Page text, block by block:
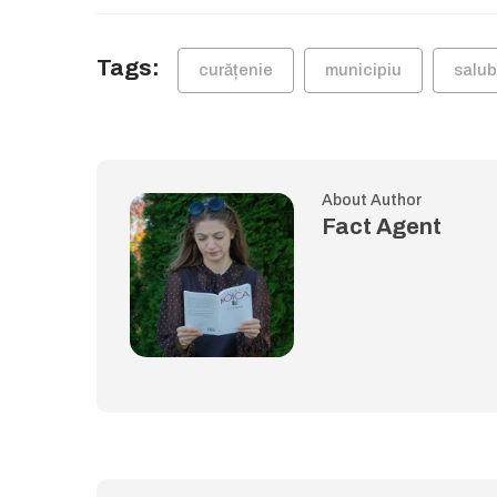
Tags: curățenie municipiu
About Author
Fact Agent